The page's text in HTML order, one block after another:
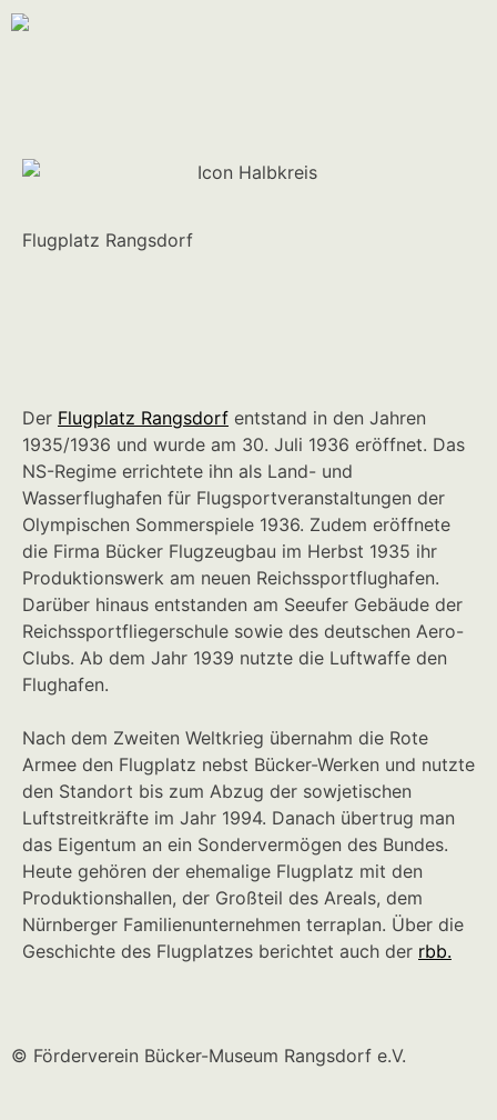
Flugplatz Rangsdorf
Der Flugplatz Rangsdorf entstand in den Jahren
1935/1936 und wurde am 30. Juli 1936 eröffnet. Das
NS-Regime errichtete ihn als Land- und
Wasserflughafen für Flugsportveranstaltungen der
Olympischen Sommerspiele 1936. Zudem eröffnete
die Firma Bücker Flugzeugbau im Herbst 1935 ihr
Produktionswerk am neuen Reichssportflughafen.
Darüber hinaus entstanden am Seeufer Gebäude der
Reichssportfliegerschule sowie des deutschen Aero-
Clubs. Ab dem Jahr 1939 nutzte die Luftwaffe den
Flughafen.
Nach dem Zweiten Weltkrieg übernahm die Rote
Armee den Flugplatz nebst Bücker-Werken und nutzte
den Standort bis zum Abzug der sowjetischen
Luftstreitkräfte im Jahr 1994. Danach übertrug man
das Eigentum an ein Sondervermögen des Bundes.
Heute gehören der ehemalige Flugplatz mit den
Produktionshallen, der Großteil des Areals, dem
Nürnberger Familienunternehmen terraplan. Über die
Geschichte des Flugplatzes berichtet auch der rbb.
© Förderverein Bücker-Museum Rangsdorf e.V.